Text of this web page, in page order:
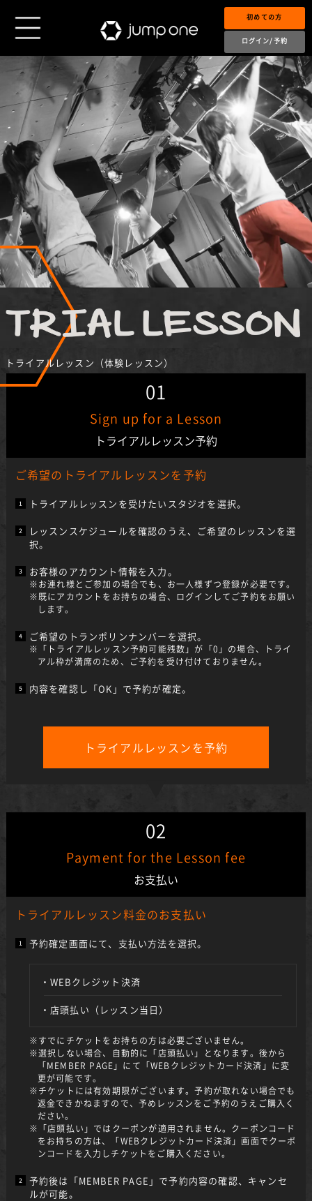
初めての方
ログイン/予約
トライアルレッスン（体験レッスン）
01
Sign up for a Lesson
トライアルレッスン予約
ご希望のトライアルレッスンを予約
トライアルレッスンを受けたいスタジオを選択。
レッスンスケジュールを確認のうえ、ご希望のレッスンを選
択。
お客様のアカウント情報を入力。
※お連れ様とご参加の場合でも、お一人様ずつ登録が必要です。
※既にアカウントをお持ちの場合、ログインしてご予約をお願い
します。
ご希望のトランポリンナンバーを選択。
※「トライアルレッスン予約可能残数」が「0」の場合、トライ
アル枠が満席のため、ご予約を受け付けておりません。
内容を確認し「OK」で予約が確定。
トライアルレッスンを予約
02
Payment for the Lesson fee
お支払い
トライアルレッスン料金のお支払い
予約確定画面にて、支払い方法を選択。
・WEBクレジット決済
・店頭払い（レッスン当日）
※すでにチケットをお持ちの方は必要ございません。
※選択しない場合、自動的に「店頭払い」となります。後から
「MEMBER PAGE」にて「WEBクレジットカード決済」に変
更が可能です。
※チケットには有効期限がございます。予約が取れない場合でも
返金できかねますので、予めレッスンをご予約のうえご購入く
ださい。
※「店頭払い」ではクーポンが適用されません。クーポンコード
をお持ちの方は、「WEBクレジットカード決済」画面でクーポ
ンコードを入力しチケットをご購入ください。
予約後は 「MEMBER PAGE」 で予約内容の確認、キャンセ
ルが可能。